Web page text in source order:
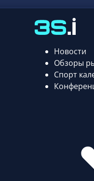
Новости
Обзоры
Спорт